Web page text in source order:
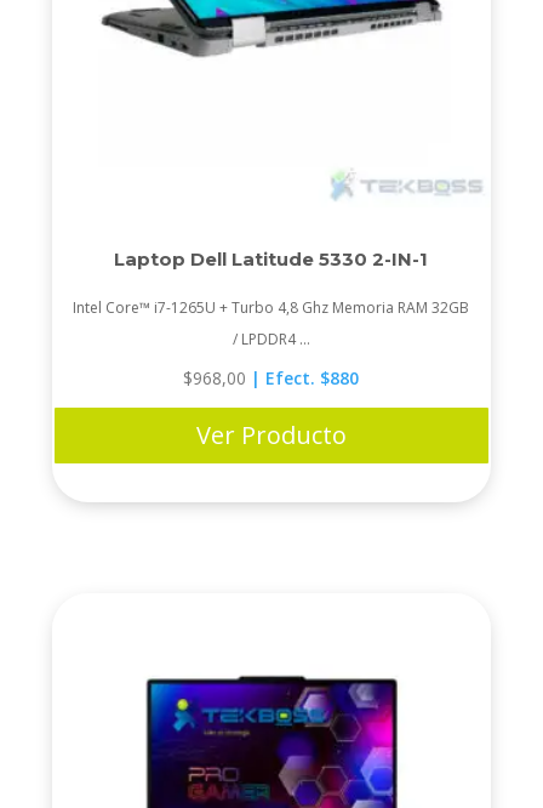
Laptop Dell Latitude 5330 2-IN-1
Intel Core™ i7-1265U + Turbo 4,8 Ghz Memoria RAM 32GB
/ LPDDR4 ...
$968,00 | Efect. $880
Ver Producto